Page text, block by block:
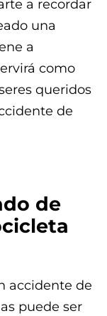
a recordar
una
a
como
queridos
de
de
accidente de
puede ser